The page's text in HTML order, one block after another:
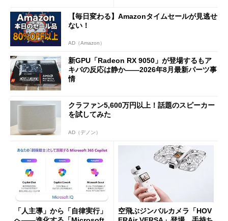
【毎日変わる】Amazonタイムセールが見逃せ
ない！
AD（Amazon）
新GPU「Radeon RX 9050」が登場するもア
キバの反応は静か――2026年8月最新パーツ事
情
クラファン5,600万円以上！話題のスピーカー
を試してみた
AD（デノン）
「人主導」から「自律実行」
空飛ぶジンバルカメラ「HOV